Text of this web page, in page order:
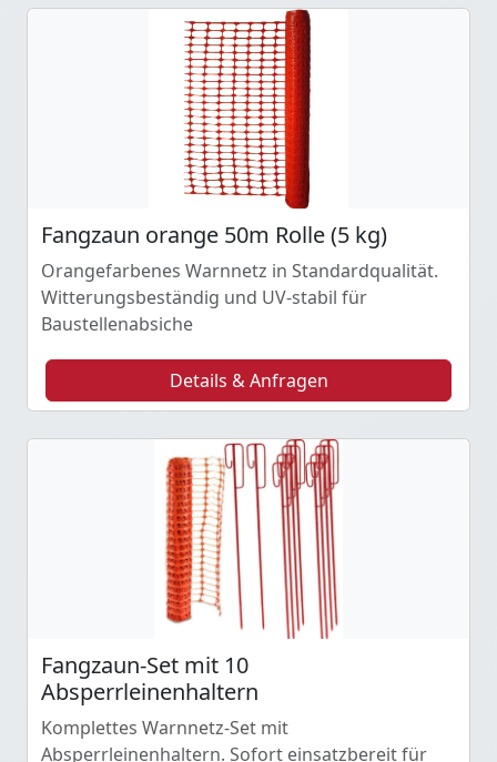
Fangzaun orange 50m Rolle (5 kg)
Orangefarbenes Warnnetz in Standardqualität.
Witterungsbeständig und UV-stabil für
Baustellenabsiche
Details & Anfragen
Fangzaun-Set mit 10
Absperrleinenhaltern
Komplettes Warnnetz-Set mit
Absperrleinenhaltern. Sofort einsatzbereit für